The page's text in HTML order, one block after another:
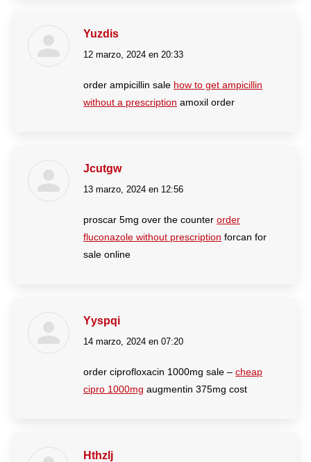
Yuzdis
dice:
12 marzo, 2024 en 20:33
order ampicillin sale how to get ampicillin
without a prescription amoxil order
Jcutgw
dice:
13 marzo, 2024 en 12:56
proscar 5mg over the counter order
fluconazole without prescription forcan for
sale online
Yyspqi
dice:
14 marzo, 2024 en 07:20
order ciprofloxacin 1000mg sale – cheap
cipro 1000mg augmentin 375mg cost
Hthzlj